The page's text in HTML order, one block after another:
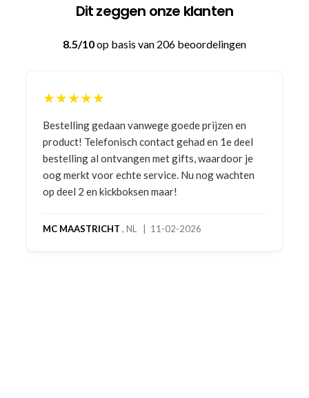
Dit zeggen onze klanten
8.5/10op basis van 206 beoordelingen
★★★★★
Bestelling gedaan vanwege goede prijzen en
product! Telefonisch contact gehad en 1e deel
bestelling al ontvangen met gifts, waardoor je
oog merkt voor echte service. Nu nog wachten
op deel 2 en kickboksen maar!
MC MAASTRICHT , NL | 11-02-2026